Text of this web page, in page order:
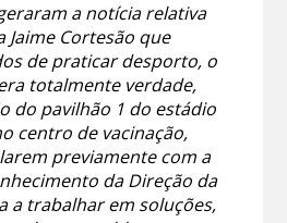
a notícia relativa
Jaime Cortesão que
de praticar desporto, o
totalmente verdade,
do pavilhão 1 do estádio
centro de vacinação,
previamente com a
da Direção da
a trabalhar em soluções,